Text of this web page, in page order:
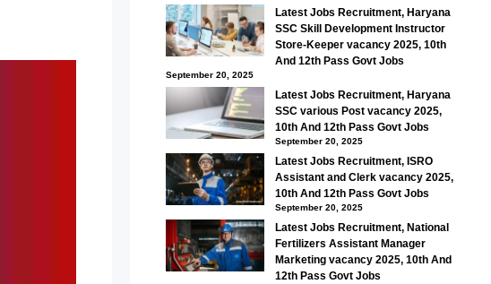
Latest Jobs Recruitment, Haryana
SSC Skill Development Instructor
Store-Keeper vacancy 2025, 10th
And 12th Pass Govt Jobs
September 20, 2025
Latest Jobs Recruitment, Haryana
SSC various Post vacancy 2025,
10th And 12th Pass Govt Jobs
September 20, 2025
Latest Jobs Recruitment, ISRO
Assistant and Clerk vacancy 2025,
10th And 12th Pass Govt Jobs
September 20, 2025
Latest Jobs Recruitment, National
Fertilizers Assistant Manager
Marketing vacancy 2025, 10th And
12th Pass Govt Jobs